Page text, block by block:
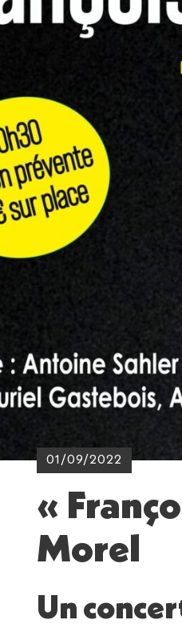
01/09/2022
«
Morel
Un